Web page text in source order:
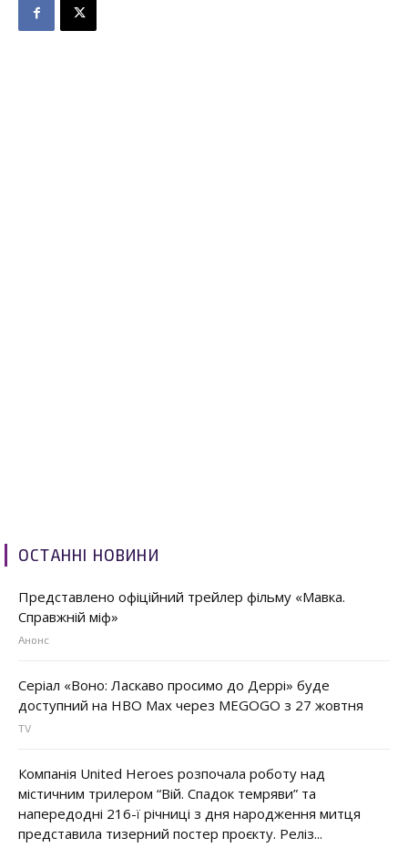
ОСТАННІ НОВИНИ
Представлено офіційний трейлер фільму «Мавка.
Справжній міф»
Анонс
Серіал «Воно: Ласкаво просимо до Деррі» буде
доступний на HBO Max через MEGOGO з 27 жовтня
TV
Компанія United Heroes розпочала роботу над
містичним трилером “Вій. Спадок темряви” та
напередодні 216-ї річниці з дня народження митця
представила тизерний постер проєкту. Реліз...